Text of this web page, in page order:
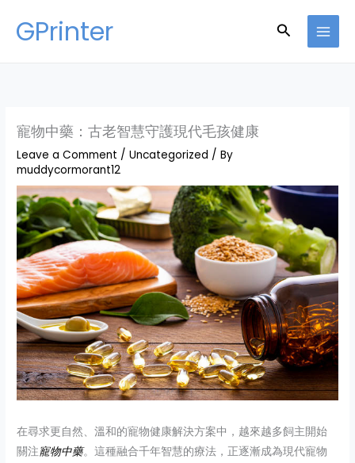
GPrinter Search
寵物中藥：古老智慧守護現代毛孩健康
Leave a Comment /Uncategorized / By
muddycormorant12
在尋求更自然、溫和的寵物健康解決方案中，越來越多飼主開始
關注寵物中藥。這種融合千年智慧的療法，正逐漸成為現代寵物